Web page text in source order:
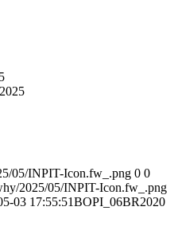
05/INPIT-Icon.fw_.png 0 0
2025/05/INPIT-Icon.fw_.png
03 17:55:51BOPI_06BR2020